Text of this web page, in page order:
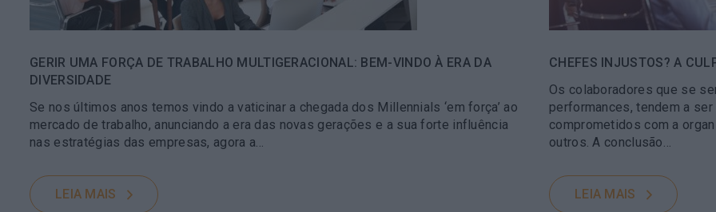
GERIR UMA FORÇA DE TRABALHO MULTIGERACIONAL: BEM-VINDO À ERA DA
DIVERSIDADE
Se nos últimos anos temos vindo a vaticinar a chegada dos Millennials ‘em força’ ao
mercado de trabalho, anunciando a era das novas gerações e a sua forte influência
nas estratégias das empresas, agora a…
LEIA MAIS
CHEFES INJUSTOS? A
Os colaboradores que se
performances, tendem a
comprometidos com a
outros. A conclusão…
LEIA MAIS